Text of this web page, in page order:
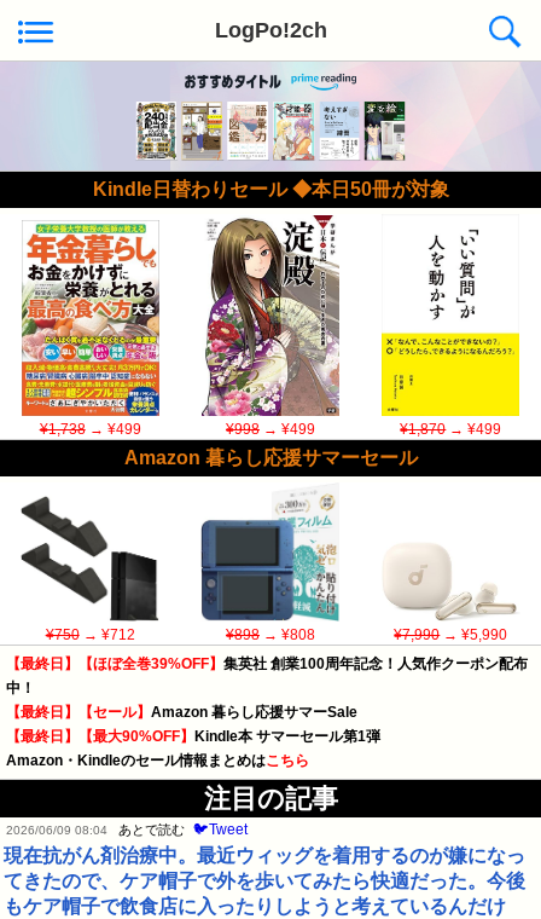
LogPo!2ch
Kindle日替わりセール ◆本日50冊が対象
¥1,738→ ¥499 ¥998→ ¥499 ¥1,870→ ¥499
Amazon 暮らし応援サマーセール
¥750→ ¥712 ¥898→ ¥808 ¥7,990→ ¥5,990
【最終日】【ほぼ全巻39%OFF】 集英社 創業100周年記念！人気作クーポン配布
中！
【最終日】【セール】 Amazon 暮らし応援サマーSale
【最終日】【最大90%OFF】
Kindle本 サマーセール第1弾
Amazon・Kindleのセール情報まとめはこちら
注目の記事
2026/06/09 08:04 あとで読む 🐦Tweet
現在抗がん剤治療中。最近ウィッグを着用するのが嫌になっ
てきたので、ケア帽子で外を歩いてみたら快適だった。今後
もケア帽子で飲食店に入ったりしようと考えているんだけ